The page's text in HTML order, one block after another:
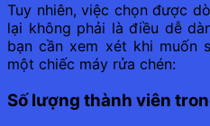
Tuy nhiên, việc chọn được
lại không phải là điều dễ
bạn cần xem xét khi muốn
một chiếc máy rửa chén:
Số lượng thành viên